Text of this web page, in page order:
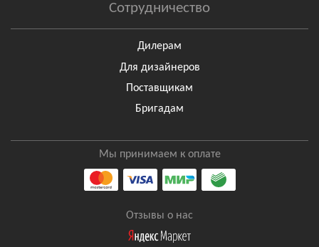
Сотрудничество
Дилерам
Для дизайнеров
Поставщикам
Бригадам
Мы принимаем к оплате
Отзывы о нас